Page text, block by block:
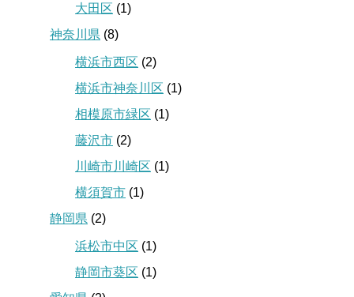
大田区 (1)
神奈川県 (8)
横浜市西区 (2)
横浜市神奈川区 (1)
相模原市緑区 (1)
藤沢市 (2)
川崎市川崎区 (1)
横須賀市 (1)
静岡県 (2)
浜松市中区 (1)
静岡市葵区 (1)